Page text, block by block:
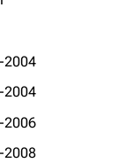
2004
2004
2006
2008